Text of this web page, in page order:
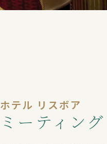
ホテル リスボア
ミーティング